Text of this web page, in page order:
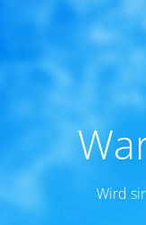
Wird